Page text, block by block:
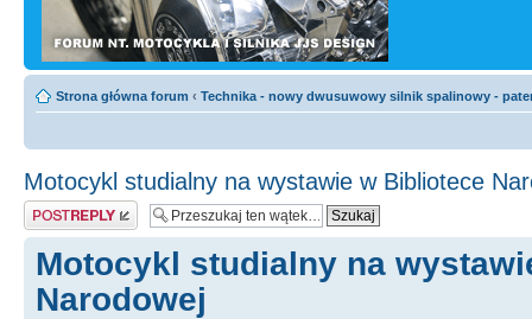
Strona główna forum ‹ Technika - nowy dwusuwowy silnik spalinowy -
Motocykl studialny na wystawie w Bibliotece
Odpowiedz
Motocykl studialny na
Narodowej